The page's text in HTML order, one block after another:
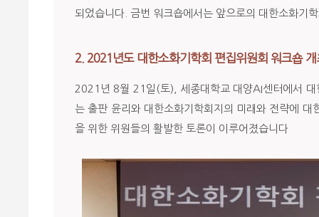
되었습니다. 금번 워크숍에서는 앞으로의 대한소화기
2. 2021년도 대한소화기학회 편집위원회 워크숍 개
2021년 8월 21일(토), 세종대학교 대양AI센터에서 대
는 출판 윤리와 대한소화기학회지의 미래와 전략에
을 위한 위원들의 활발한 토론이 이루어졌습니다